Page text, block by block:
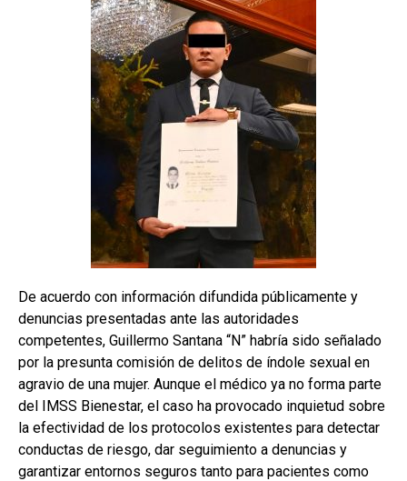
De acuerdo con información difundida públicamente y
denuncias presentadas ante las autoridades
competentes, Guillermo Santana “N” habría sido señalado
por la presunta comisión de delitos de índole sexual en
agravio de una mujer. Aunque el médico ya no forma parte
del IMSS Bienestar, el caso ha provocado inquietud sobre
la efectividad de los protocolos existentes para detectar
conductas de riesgo, dar seguimiento a denuncias y
garantizar entornos seguros tanto para pacientes como